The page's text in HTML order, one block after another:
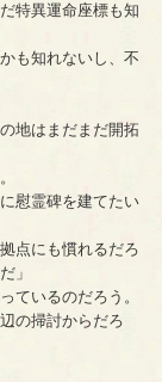
特異運命座標も知
も知れないし、不
地はまだまだ開拓
慰霊碑を建てたい
点にも慣れるだろ
」
ているのだろう。
の掃討からだろ